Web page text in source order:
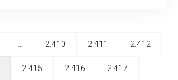
… 2.410 2.411 2.412
2.415 2.416 2.417